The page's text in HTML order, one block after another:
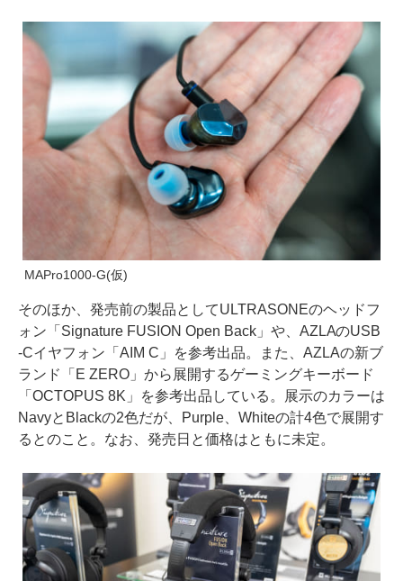
MAPro1000-G(仮)
そのほか、発売前の製品としてULTRASONEのヘッドフ
ォン「Signature FUSION Open Back」や、AZLAのUSB
-Cイヤフォン「AIM C」を参考出品。また、AZLAの新ブ
ランド「E ZERO」から展開するゲーミングキーボード
「OCTOPUS 8K」を参考出品している。展示のカラーは
NavyとBlackの2色だが、Purple、Whiteの計4色で展開す
るとのこと。なお、発売日と価格はともに未定。